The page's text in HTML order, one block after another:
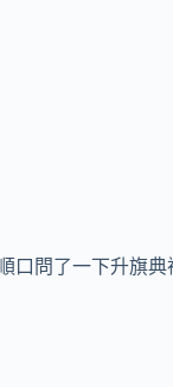
口問了一下升旗